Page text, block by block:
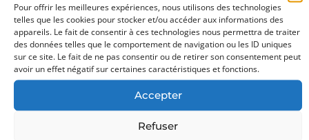
Pour offrir les meilleures expériences, nous utilisons des technologies
telles que les cookies pour stocker et/ou accéder aux informations des
appareils. Le fait de consentir à ces technologies nous permettra de traiter
des données telles que le comportement de navigation ou les ID uniques
sur ce site. Le fait de ne pas consentir ou de retirer son consentement peut
avoir un effet négatif sur certaines caractéristiques et fonctions.
Accepter
Refuser
Vos données ne seront pas diffusées !
Consultez notrepolitique de confidentialité
pour plus d’informations.